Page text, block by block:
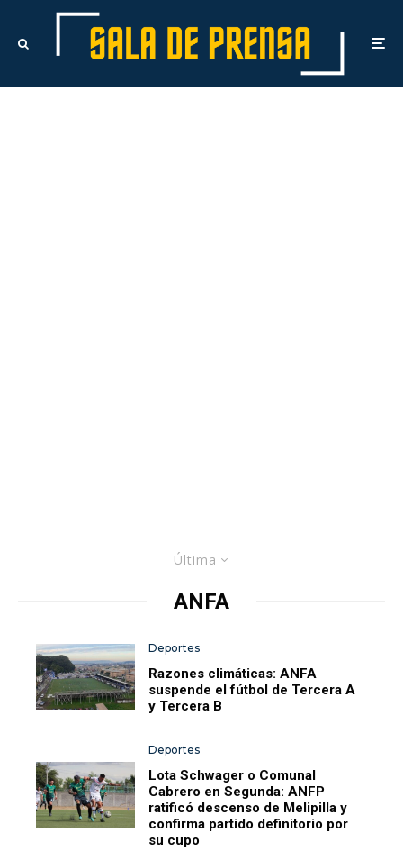
Última
ANFA
Deportes
Razones climáticas: ANFA
suspende el fútbol de Tercera A
y Tercera B
Deportes
Lota Schwager o Comunal
Cabrero en Segunda: ANFP
ratificó descenso de Melipilla y
confirma partido definitorio por
su cupo